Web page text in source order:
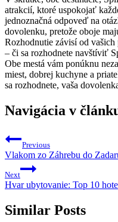
atrakcií, ktoré uspokojať
jednoznačná odpoveď na
dovolenku, pretože oboje
Rozhodnutie závisí od
– či sa rozhodnete navštíviť
Obe mestá vám ponúknu
miest, dobrej kuchyne a
sa rozhodnete, vaša
Navigácia v
Previous
Vlakom zo Záhrebu do
Next
Hvar ubytovanie: Top 10
Similar Posts